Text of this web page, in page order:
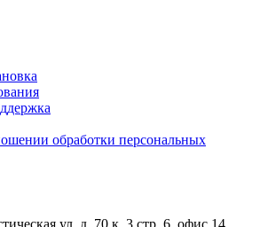
обработки персональных